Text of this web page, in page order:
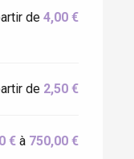
de4,00 €
de 2,50 €
€ à 750,00 €